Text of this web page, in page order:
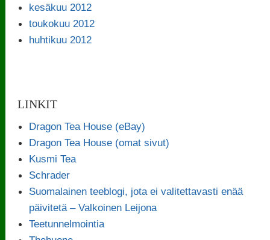
kesäkuu 2012
toukokuu 2012
huhtikuu 2012
LINKIT
Dragon Tea House (eBay)
Dragon Tea House (omat sivut)
Kusmi Tea
Schrader
Suomalainen teeblogi, jota ei valitettavasti enää
päivitetä – Valkoinen Leijona
Teetunnelmointia